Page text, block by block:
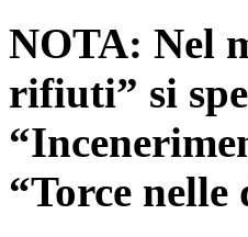
NOTA: Nel
rifiuti” si
“Torce nelle